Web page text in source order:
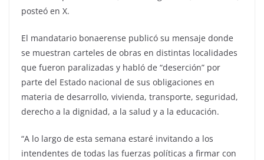
posteó en X.
El mandatario bonaerense publicó su mensaje donde
se muestran carteles de obras en distintas localidades
que fueron paralizadas y habló de “deserción” por
parte del Estado nacional de sus obligaciones en
materia de desarrollo, vivienda, transporte, seguridad,
derecho a la dignidad, a la salud y a la educación.
“A lo largo de esta semana estaré invitando a los
intendentes de todas las fuerzas políticas a firmar con